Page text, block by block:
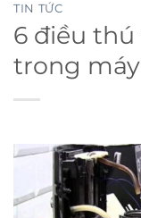
TIN TỨC
6 điều
trong